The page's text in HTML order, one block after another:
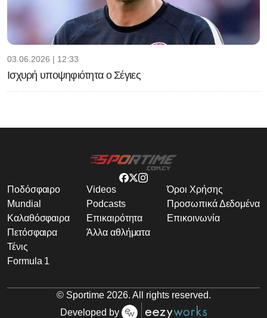
03.06.2026 | 12:33
Ισχυρή υποψηφιότητα ο Σέγιες
Ποδόσφαιρο
Mundial
Καλαθόσφαιρα
Πετόσφαιρα
Τένις
Formula 1
Videos
Podcasts
Επικαιρότητα
Άλλα αθλήματα
Όροι Χρήσης
Προσωπικά Δεδομένα
Επικοινωνία
© Sportime 2026. All rights reserved.
Developed by